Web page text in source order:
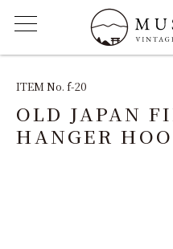
FEATURE
ITEM No. f-20
OLD JAPAN
HANGER